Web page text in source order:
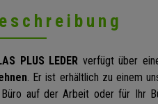
PLUS LEDER verfügt über
. Er ist erhältlich zu einem
auf der Arbeit oder für Ihr